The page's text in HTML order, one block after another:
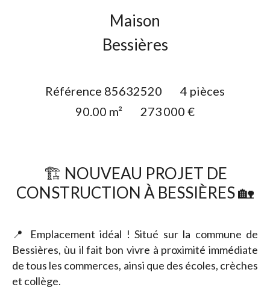
Maison
Bessières
Référence 85632520
4 pièces
90.00 m² 273 000 €
🏗️ NOUVEAU PROJET DE
CONSTRUCTION À BESSIÈRES 🏡
📍 Emplacement idéal ! Situé sur la commune de
Bessières, ùu il fait bon vivre à proximité immédiate
de tous les commerces, ainsi que des écoles, crèches
et collège.